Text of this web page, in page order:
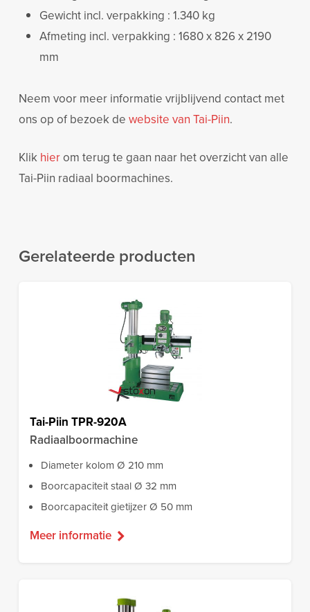
Gewicht incl. verpakking : 1.340 kg
Afmeting incl. verpakking : 1680 x 826 x 2190
mm
Neem voor meer informatie vrijblijvend contact met
ons op of bezoek de website van Tai-Piin.
Klik hierom terug te gaan naar het overzicht van alle
Tai-Piin radiaal boormachines.
Gerelateerde producten
Tai-Piin TPR-920A
Radiaalboormachine
Diameter kolom Ø 210 mm
Boorcapaciteit staal Ø 32 mm
Boorcapaciteit gietijzer Ø 50 mm
Meer informatie